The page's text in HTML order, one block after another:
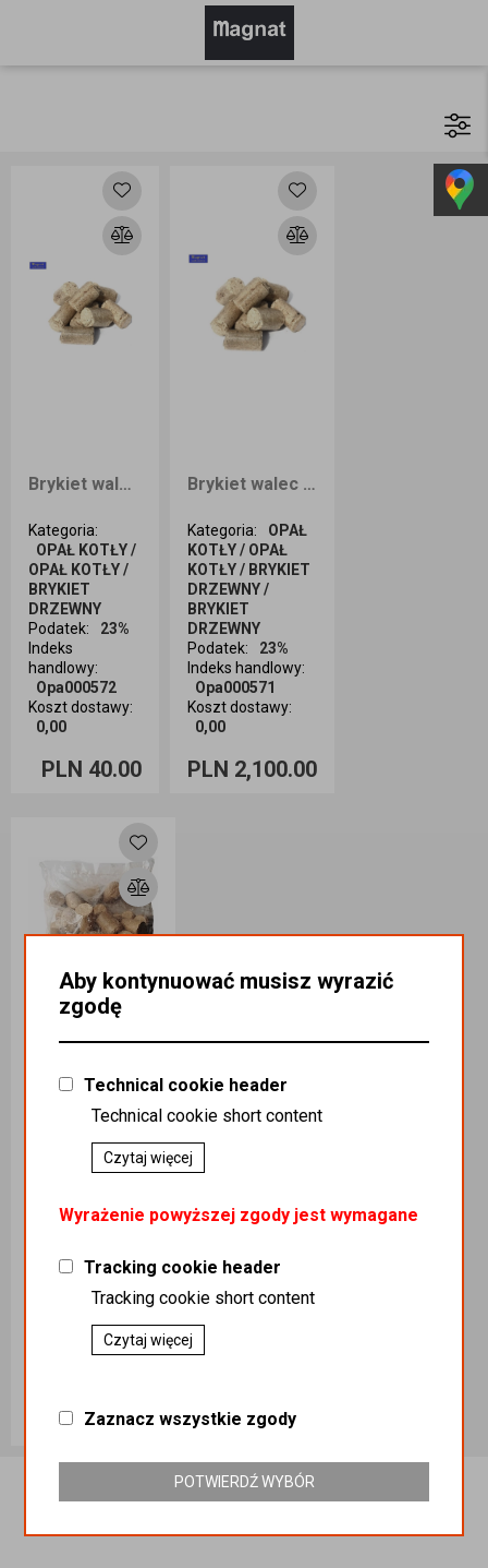
Brykiet walec 20kg odbiór osobisty
Kategoria:
OPAŁ KOTŁY /
OPAŁ KOTŁY /
BRYKIET
DRZEWNY
Podatek:
23%
Indeks
handlowy:
Opa000572
Koszt dostawy:
0,00
PLN 40.00
sztuk
Brykiet walec wałek dębowo-bukowy 1000kg dostawa cała Polska
Kategoria:
OPAŁ
KOTŁY / OPAŁ
KOTŁY / BRYKIET
DRZEWNY /
BRYKIET
DRZEWNY
Podatek:
23%
Indeks handlowy:
Opa000571
Koszt dostawy:
0,00
PLN 2,100.00
Ilość sztuk
KOTŁY / BRYKIET
BRYKIET
23%
Opa000571
Koszt dostawy:
PLN 1,799.99
Aby kontynuować musisz wyrazić
zgodę
Technical cookie header
Technical cookie short content
Czytaj więcej
Wyrażenie powyższej zgody jest wymagane
Tracking cookie header
Tracking cookie short content
Czytaj więcej
Zaznacz wszystkie zgody
POTWIERDŹ WYBÓR